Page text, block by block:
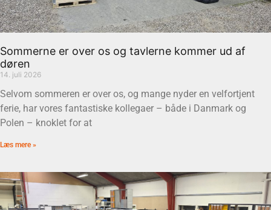
Sommerne er over os og tavlerne kommer ud af
døren
14. juli 2026
Selvom sommeren er over os, og mange nyder en velfortjent
ferie, har vores fantastiske kollegaer – både i Danmark og
Polen – knoklet for at
Læs mere »